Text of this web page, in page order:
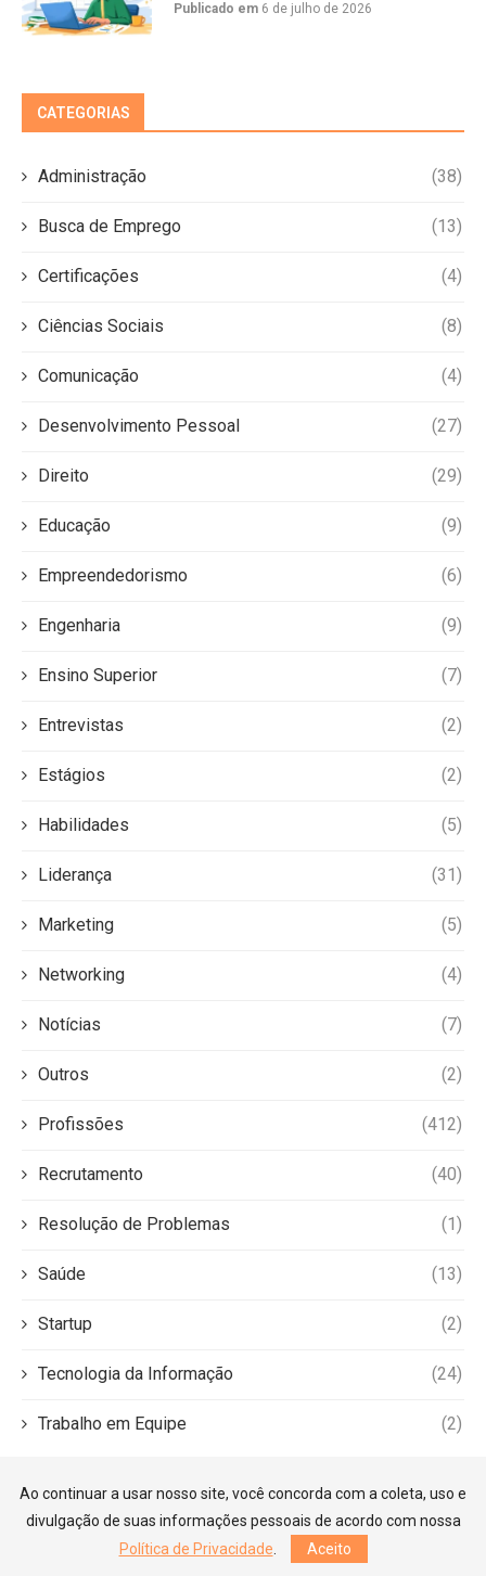
Publicado em 6 de julho de 2026
CATEGORIAS
Administração (38)
Busca de Emprego (13)
Certificações (4)
Ciências Sociais (8)
Comunicação (4)
Desenvolvimento Pessoal (27)
Direito (29)
Educação (9)
Empreendedorismo (6)
Engenharia (9)
Ensino Superior (7)
Entrevistas (2)
Estágios (2)
Habilidades (5)
Liderança (31)
Marketing (5)
Networking (4)
Notícias (7)
Outros (2)
Profissões (412)
Recrutamento (40)
Resolução de Problemas (1)
Saúde (13)
Startup (2)
Tecnologia da Informação (24)
Trabalho em Equipe (2)
©2026 — Guia Carreiras. Todos os direitos reservados.
Ao continuar a usar nosso site, você concorda com a coleta, uso e
divulgação de suas informações pessoais de acordo com nossa
Política de Privacidade
Aceito